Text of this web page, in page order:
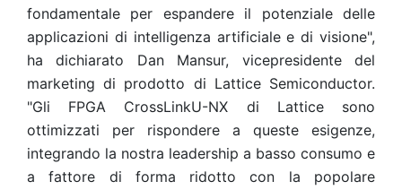
fondamentale per espandere il potenziale delle
applicazioni di intelligenza artificiale e di visione",
ha dichiarato Dan Mansur, vicepresidente del
marketing di prodotto di Lattice Semiconductor.
"Gli FPGA CrossLinkU-NX di Lattice sono
ottimizzati per rispondere a queste esigenze,
integrando la nostra leadership a basso consumo e
a fattore di forma ridotto con la popolare